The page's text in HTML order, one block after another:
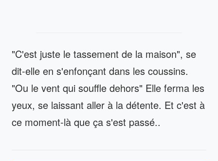
"C'est juste le tassement de la maison", se
dit-elle en s'enfonçant dans les coussins.
"Ou le vent qui souffle dehors" Elle ferma les
yeux, se laissant aller à la détente. Et c'est à
ce moment-là que ça s'est passé..